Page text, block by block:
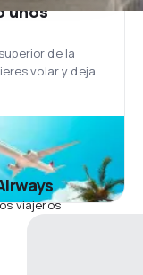
unos
de la
volar y deja
viajeros